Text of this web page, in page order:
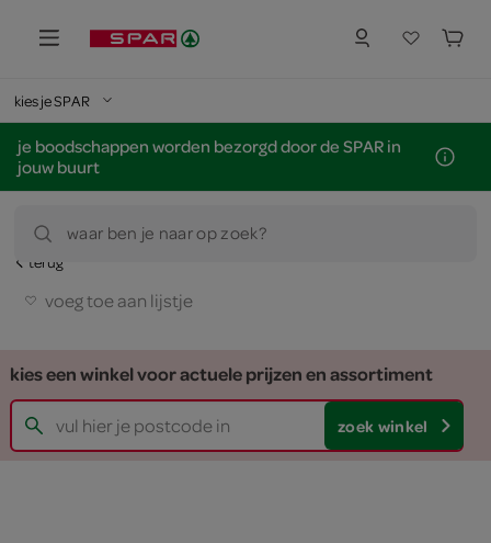
kies je SPAR
je boodschappen worden bezorgd door de SPAR in
jouw buurt
waar ben je naar op zoek?
terug
voeg toe aan lijstje
kies een winkel voor actuele prijzen en assortiment
zoek winkel